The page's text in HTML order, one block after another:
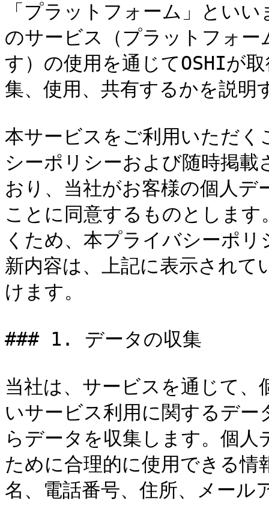
「プラットフォーム」とい
のサービス（プラットフォ
す）の使用を通じてOSHIが
集、使用、共有するかを説
本サービスをご利用いただ
シーポリシーおよび随時掲
おり、当社がお客様の個人デ
ことに同意するものとしま
くため、本プライバシーポ
新内容は、上記に表示されて
けます。
### 1. データの収集
当社は、サービスを通じて
いサービス利用に関するデ
らデータを収集します。個
ために合理的に使用できる
名、電話番号、住所、メール